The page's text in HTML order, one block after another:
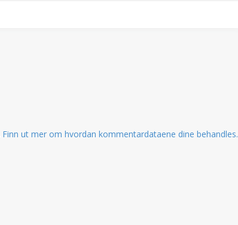
Finn ut mer om hvordan kommentardataene dine behandles.